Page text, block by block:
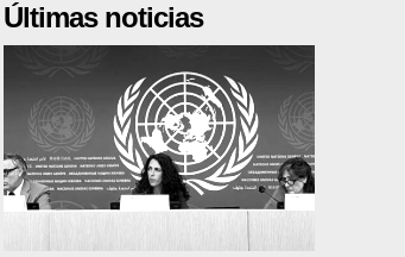
Últimas noticias